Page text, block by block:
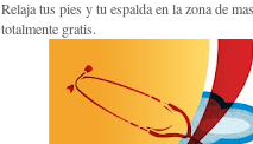
Relaja tus pies y tu espalda en la zona de
totalmente gratis.